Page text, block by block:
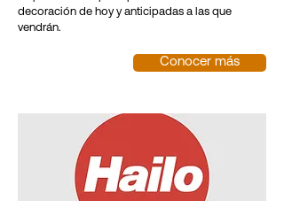
decoración de hoy y anticipadas a las que
vendrán.
Conocer más